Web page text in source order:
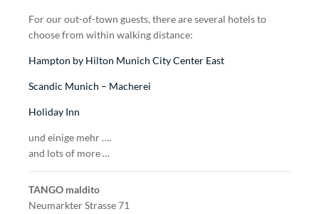
For our out-of-town guests, there are several hotels to
choose from within walking distance:
Hampton by Hilton Munich City Center East
Scandic Munich – Macherei
Holiday Inn
und einige mehr ….
and lots of more …
TANGO maldito
Neumarkter Strasse 71